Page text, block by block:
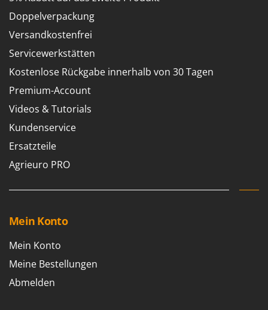
Tre Spade
Trev - Abrek - TecnoVIR
Trotec
Troy-Bilt
U
Udor
Unger
V
Volpi
W
Waldner
Weber
WIDU
Wiper EcoRobot
Doppelverpackung
Versandkostenfrei
Servicewerkstätten
Kostenlose Rückgabe innerhalb von 30 Tagen
Premium-Account
Videos & Tutorials
Kundenservice
Ersatzteile
Agrieuro PRO
Mein Konto
Mein Konto
Meine Bestellungen
Abmelden